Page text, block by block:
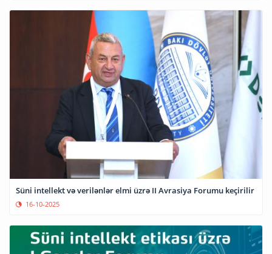
Süni intellekt və verilənlər elmi üzrə II Avrasiya Forumu keçirilir
16-10-2025